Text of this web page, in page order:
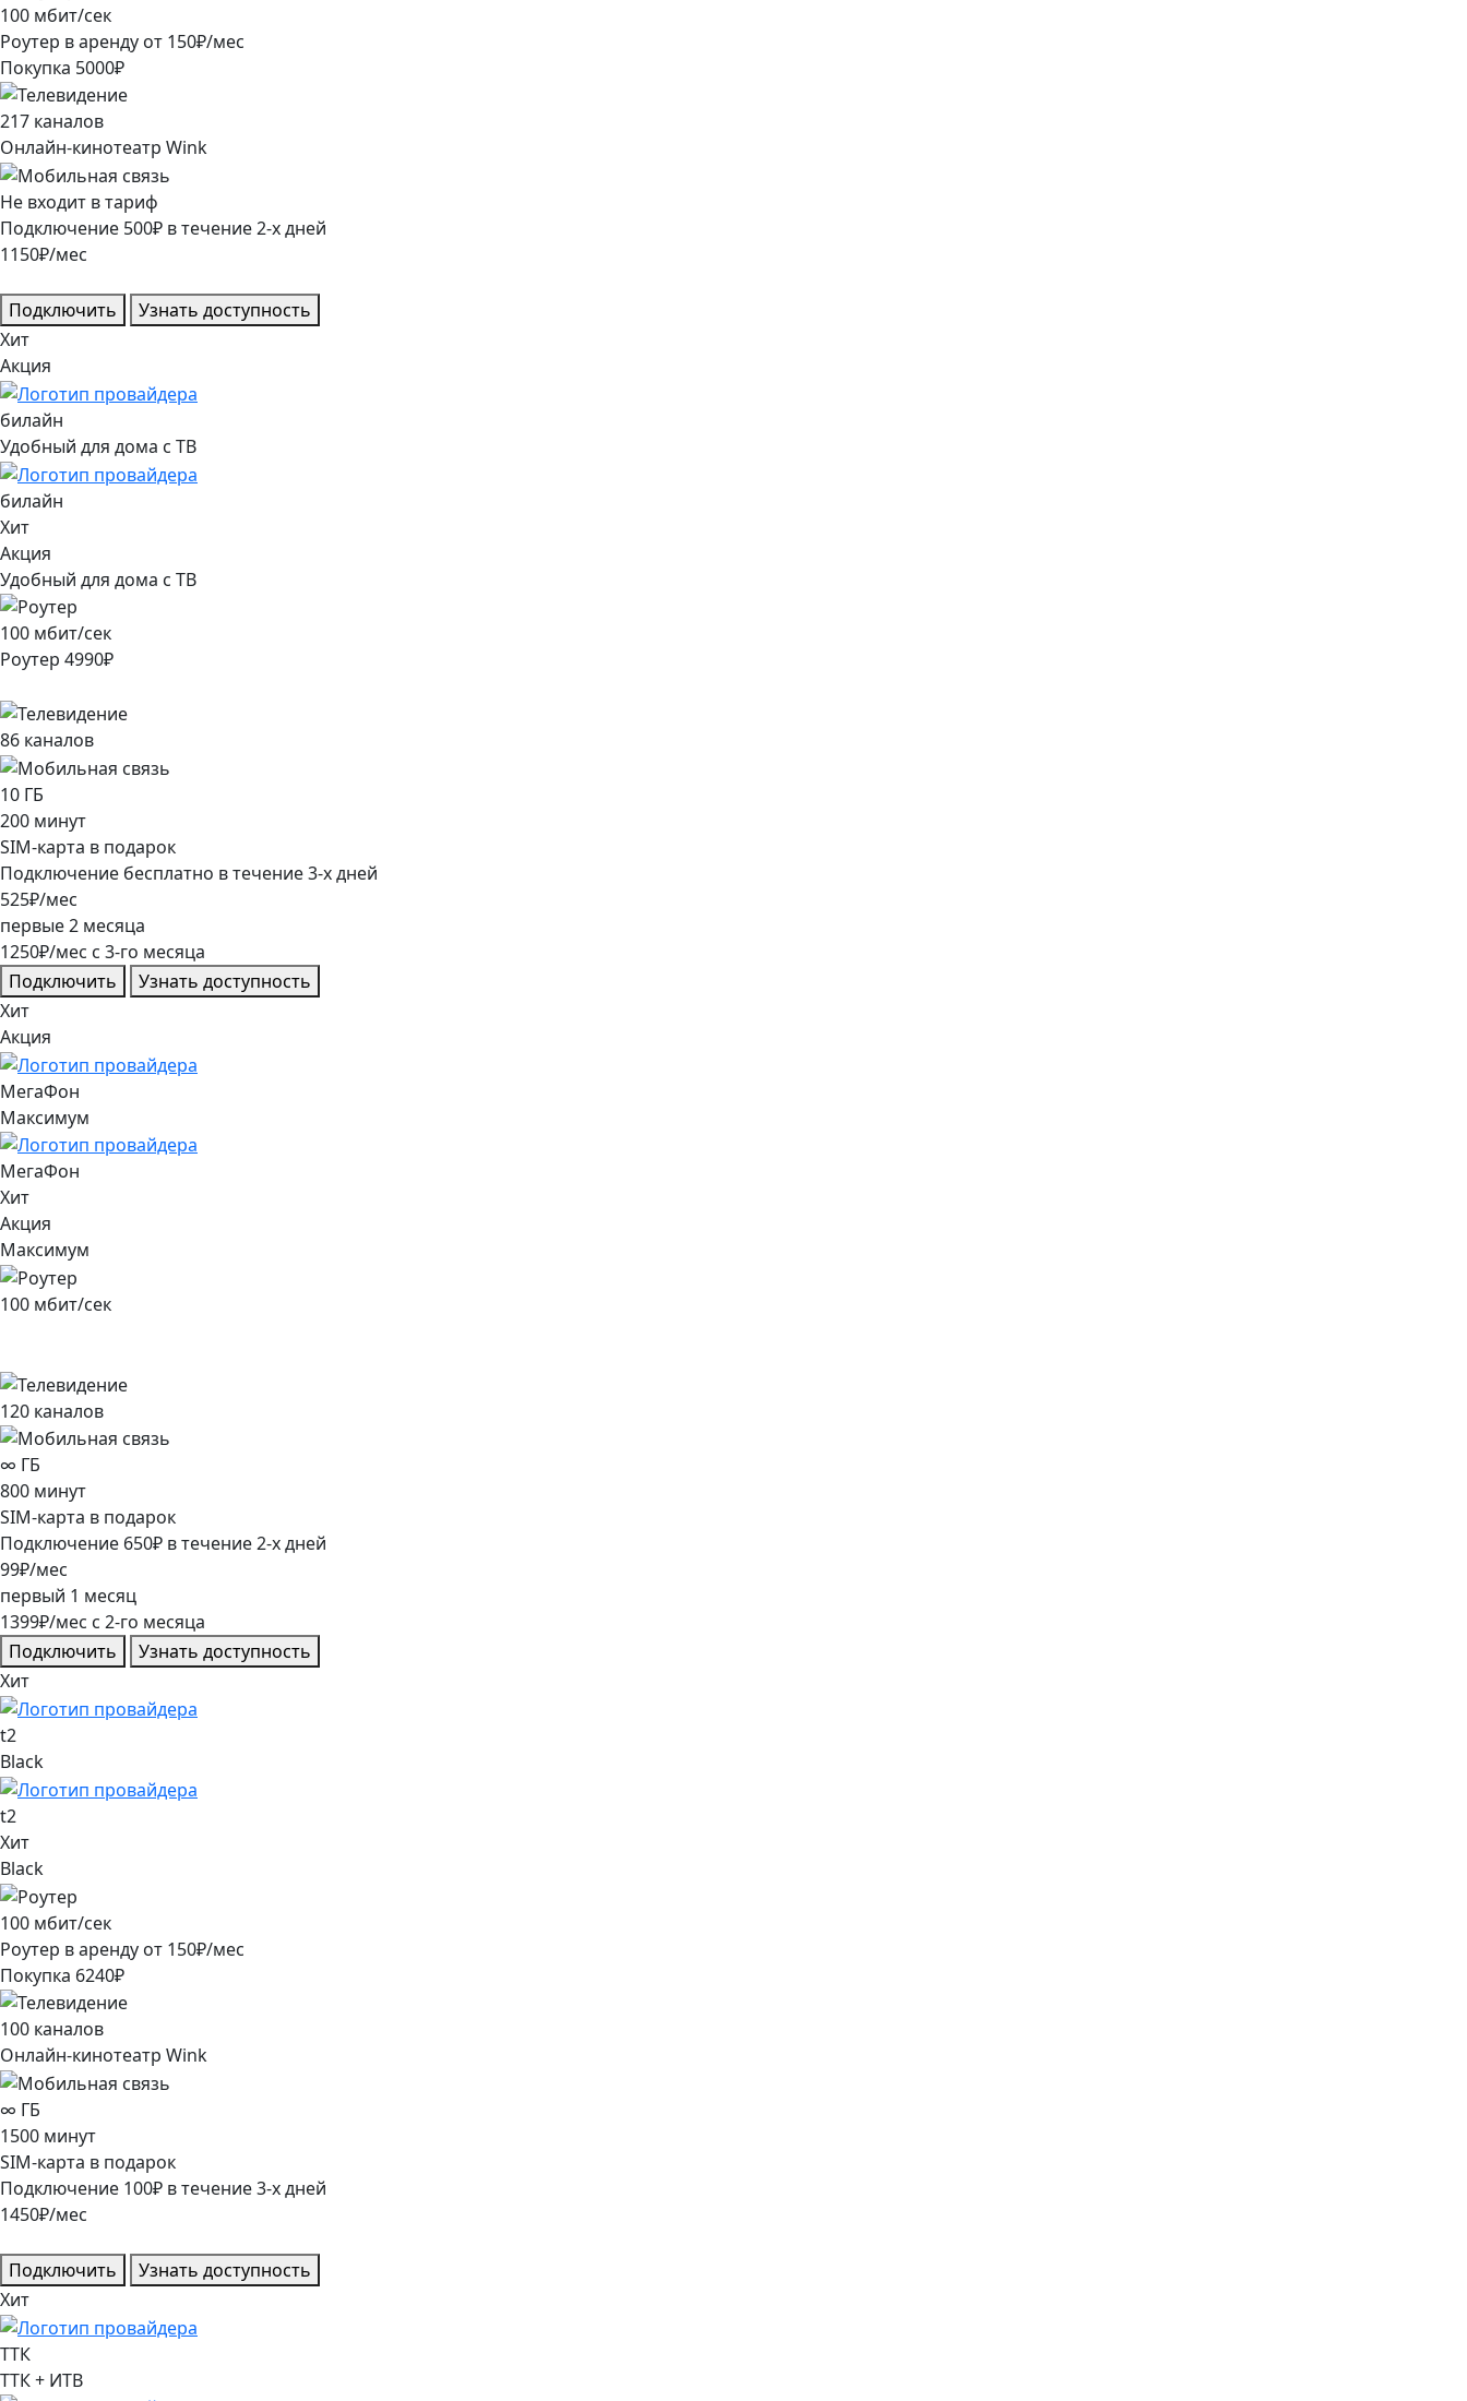
100 мбит/сек
Роутер в аренду от 150₽/мес
Покупка 5000₽
217 каналов
Онлайн-кинотеатр Wink
Не входит в тариф
Подключение 500₽ в течение2-х дней
1150₽/мес
Подключить
Узнать доступность
Хит
Акция
билайн
Удобный для дома с ТВ
билайн
Хит
Акция
Удобный для дома с ТВ
100 мбит/сек
Роутер 4990₽
86 каналов
10 ГБ
200 минут
SIM-карта в подарок
Подключение бесплатно в течение3-х дней
525₽/мес
первые2 месяца
1250₽/мес c 3-го месяца
Подключить
Узнать доступность
Хит
Акция
МегаФон
Максимум
МегаФон
Хит
Акция
Максимум
100 мбит/сек
120 каналов
∞ ГБ
800 минут
SIM-карта в подарок
Подключение 650₽ в течение2-х дней
99₽/мес
первый 1 месяц
1399₽/мес c 2-го месяца
Подключить
Узнать доступность
Хит
t2
Black
t2
Хит
Black
100 мбит/сек
Роутер в аренду от 150₽/мес
Покупка 6240₽
100 каналов
Онлайн-кинотеатр Wink
∞ ГБ
1500 минут
SIM-карта в подарок
Подключение 100₽ в течение3-х дней
1450₽/мес
Подключить
Узнать доступность
Хит
ТТК
ТТК + ИТВ